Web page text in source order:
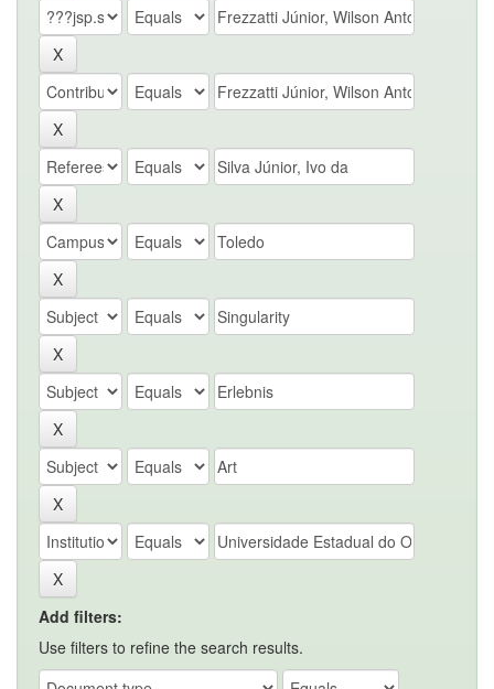
Add filters:
Use filters to refine the search results.